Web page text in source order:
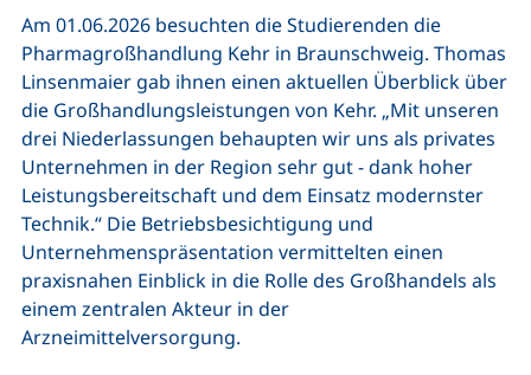
Am 01.06.2026 besuchten die Studierenden die
Pharmagroßhandlung Kehr in Braunschweig. Thomas
Linsenmaier gab ihnen einen aktuellen Überblick über
die Großhandlungsleistungen von Kehr. „Mit unseren
drei Niederlassungen behaupten wir uns als privates
Unternehmen in der Region sehr gut - dank hoher
Leistungsbereitschaft und dem Einsatz modernster
Technik.“ Die Betriebsbesichtigung und
Unternehmenspräsentation vermittelten einen
praxisnahen Einblick in die Rolle des Großhandels als
einem zentralen Akteur in der
Arzneimittelversorgung.